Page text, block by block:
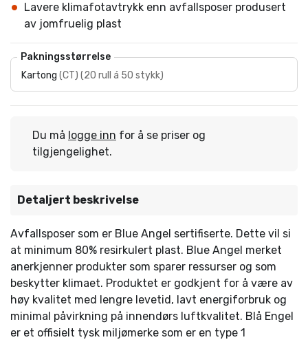
Lavere klimafotavtrykk enn avfallsposer produsert
av jomfruelig plast
Pakningsstørrelse
Kartong (CT) (20 rull á 50 stykk)
Du må logge inn for å se priser og
tilgjengelighet.
Detaljert beskrivelse
Avfallsposer som er Blue Angel sertifiserte. Dette vil si
at minimum 80% resirkulert plast. Blue Angel merket
anerkjenner produkter som sparer ressurser og som
beskytter klimaet. Produktet er godkjent for å være av
høy kvalitet med lengre levetid, lavt energiforbruk og
minimal påvirkning på innendørs luftkvalitet. Blå Engel
er et offisielt tysk miljømerke som er en type 1